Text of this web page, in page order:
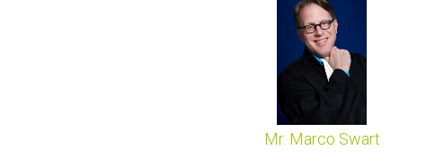
Mr. Marco Swart